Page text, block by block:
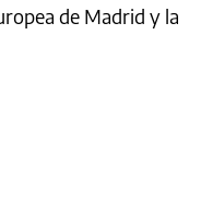
de Madrid y la